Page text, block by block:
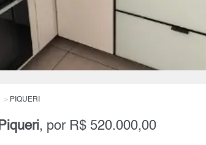
PIQUERI
Piqueri, por R$ 520.000,00